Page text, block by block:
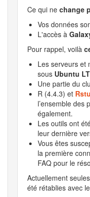
Ce qui ne change
Vos données
L'accès à
Pour rappel, voilà
Les serveurs et
sous Ubuntu
Une partie du
R (4.4.3) et
l’ensemble des
également.
Les outils ont
leur dernière
Vous êtes
la première
FAQ pour le
Actuellement
été rétablies avec